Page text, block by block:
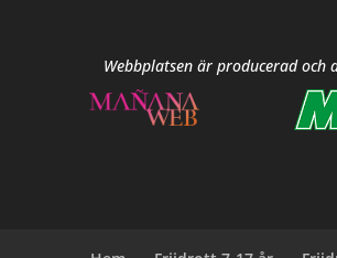
Webbplatsen är producerad och